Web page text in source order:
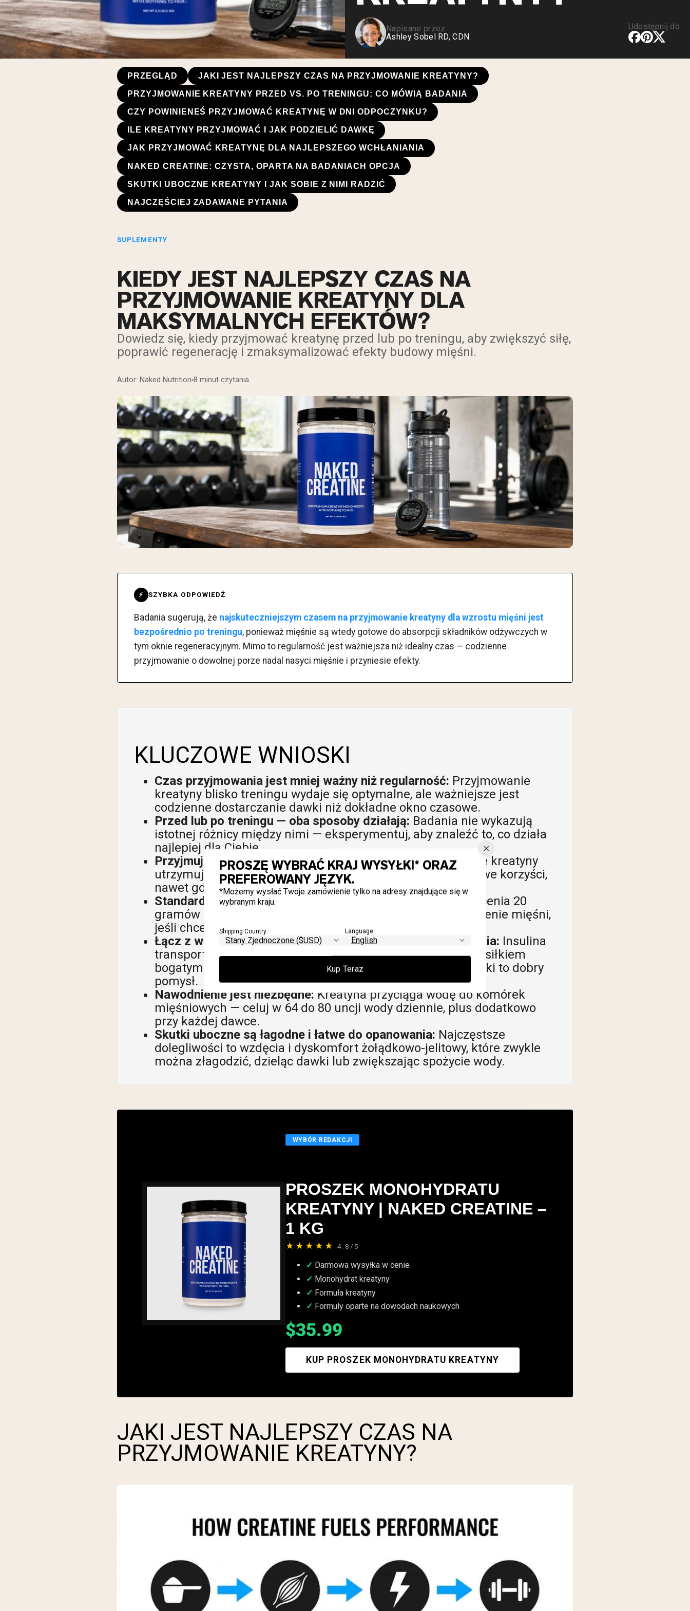
karmionych trawą
Shop All Odżywki Białkowe
Napisane przez
Ashley Sobel RD, CDN
Udostępnij do
PRZEGLĄD JAKI JEST NAJLEPSZY CZAS NA PRZYJMOWANIE KREATYNY?
PRZYJMOWANIE KREATYNY PRZED VS. PO TRENINGU: CO MÓWIĄ BADANIA
CZY POWINIENEŚ PRZYJMOWAĆ KREATYNĘ W DNI ODPOCZYNKU?
ILE KREATYNY PRZYJMOWAĆ I JAK PODZIELIĆ DAWKĘ
JAK PRZYJMOWAĆ KREATYNĘ DLA NAJLEPSZEGO WCHŁANIANIA
NAKED CREATINE: CZYSTA, OPARTA NA BADANIACH OPCJA
SKUTKI UBOCZNE KREATYNY I JAK SOBIE Z NIMI RADZIĆ
NAJCZĘŚCIEJ ZADAWANE PYTANIA
SUPLEMENTY
KIEDY JEST NAJLEPSZY CZAS NA
PRZYJMOWANIE KREATYNY DLA
MAKSYMALNYCH EFEKTÓW?
Dowiedz się, kiedy przyjmować kreatynę przed lub po treningu, aby zwiększyć siłę,
poprawić regenerację i zmaksymalizować efekty budowy mięśni.
Autor: Naked Nutrition 8 minut czytania
⚡ SZYBKA ODPOWIEDŹ
Badania sugerują, że najskuteczniejszym czasem na przyjmowanie kreatyny dla wzrostu mięśni jest
bezpośrednio po treningu, ponieważ mięśnie są wtedy gotowe do absorpcji składników odżywczych w
tym oknie regeneracyjnym. Mimo to regularność jest ważniejsza niż idealny czas — codzienne
przyjmowanie o dowolnej porze nadal nasyci mięśnie i przyniesie efekty.
KLUCZOWE WNIOSKI
Czas przyjmowania jest mniej ważny niż regularność: Przyjmowanie
kreatyny blisko treningu wydaje się optymalne, ale ważniejsze jest
codzienne dostarczanie dawki niż dokładne okno czasowe.
Przed lub po treningu — oba sposoby działają: Badania nie wykazują
istotnej różnicy między nimi — eksperymentuj, aby znaleźć to, co działa
najlepiej dla Ciebie.
Przyjmuj także w dni wolne od treningu:Codzienne spożycie kreatyny
utrzymuje nasycenie mięśni i maksymalizuje długoterminowe korzyści,
nawet gdy nie trenujesz.
Standardowa dawka to 3 do 5 gramów dziennie:Faza nasycenia 20
gramów dziennie przez 5 do 7 dni może przyspieszyć nasycenie mięśni,
jeśli chcesz szybszych efektów.
Łącz z węglowodanami lub białkiem dla lepszego wchłaniania: Insulina
transportuje kreatynę do mięśni, więc przyjmowanie jej z posiłkiem
bogatym w węglowodany lub koktajlem białkowym z serwatki to dobry
pomysł.
Nawodnienie jest niezbędne: Kreatyna przyciąga wodę do komórek
mięśniowych — celuj w 64 do 80 uncji wody dziennie, plus dodatkowo
przy każdej dawce.
Skutki uboczne są łagodne i łatwe do opanowania: Najczęstsze
dolegliwości to wzdęcia i dyskomfort żołądkowo-jelitowy, które zwykle
można złagodzić, dzieląc dawki lub zwiększając spożycie wody.
WYBÓR REDAKCJI
PROSZEK MONOHYDRATU
KREATYNY | NAKED CREATINE –
1 KG
★★★★★ 4.8/5
Darmowa wysyłka w cenie
Monohydrat kreatyny
Formuła kreatyny
Formuły oparte na dowodach naukowych
$35.99
KUP PROSZEK MONOHYDRATU KREATYNY
JAKI JEST NAJLEPSZY CZAS NA
PRZYJMOWANIE KREATYNY?
PROSZĘ WYBRAĆ KRAJ WYSYŁKI* ORAZ
PREFEROWANY JĘZYK.
*Możemy wysłać Twoje zamówienie tylko na adresy znajdujące się w
wybranym kraju.
Shipping Country: Language:
Kup Teraz